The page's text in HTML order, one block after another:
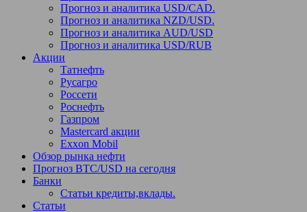
Прогноз и аналитика USD/CAD.
Прогноз и аналитика NZD/USD.
Прогноз и аналитика AUD/USD
Прогноз и аналитика USD/RUB
Акции
Татнефть
Русагро
Россети
Роснефть
Газпром
Mastercard акции
Exxon Mobil
Обзор рынка нефти
Прогноз BTC/USD на сегодня
Банки
Статьи кредиты,вклады.
Статьи